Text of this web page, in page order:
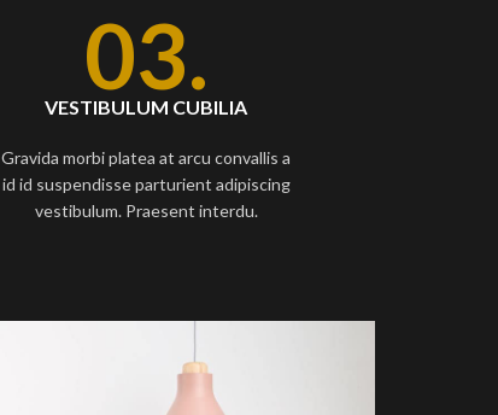
03.
VESTIBULUM CUBILIA
Gravida morbi platea at arcu convallis a
id id suspendisse parturient adipiscing
vestibulum. Praesent interdu.